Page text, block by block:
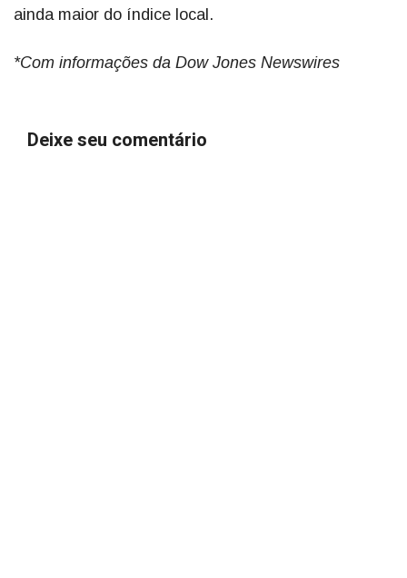
ainda maior do índice local.
*Com informações da Dow Jones Newswires
Deixe seu comentário